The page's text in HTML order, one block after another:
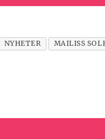
NYHETER
MAILISS